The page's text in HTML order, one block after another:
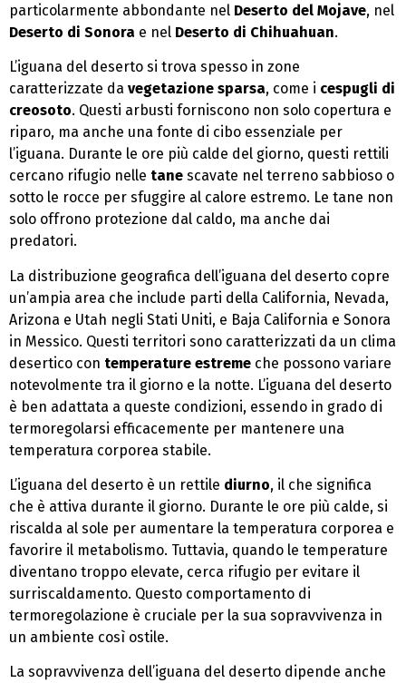
particolarmente abbondante nel Deserto del Mojave, nel
Deserto di Sonora e nel Deserto di Chihuahuan.
L’iguana del deserto si trova spesso in zone
caratterizzate da vegetazione sparsa, come i cespugli di
creosoto. Questi arbusti forniscono non solo copertura e
riparo, ma anche una fonte di cibo essenziale per
l’iguana. Durante le ore più calde del giorno, questi rettili
cercano rifugio nelle tane scavate nel terreno sabbioso o
sotto le rocce per sfuggire al calore estremo. Le tane non
solo offrono protezione dal caldo, ma anche dai
predatori.
La distribuzione geografica dell’iguana del deserto copre
un’ampia area che include parti della California, Nevada,
Arizona e Utah negli Stati Uniti, e Baja California e Sonora
in Messico. Questi territori sono caratterizzati da un clima
desertico con temperature estreme che possono variare
notevolmente tra il giorno e la notte. L’iguana del deserto
è ben adattata a queste condizioni, essendo in grado di
termoregolarsi efficacemente per mantenere una
temperatura corporea stabile.
L’iguana del deserto è un rettile diurno, il che significa
che è attiva durante il giorno. Durante le ore più calde, si
riscalda al sole per aumentare la temperatura corporea e
favorire il metabolismo. Tuttavia, quando le temperature
diventano troppo elevate, cerca rifugio per evitare il
surriscaldamento. Questo comportamento di
termoregolazione è cruciale per la sua sopravvivenza in
un ambiente così ostile.
La sopravvivenza dell’iguana del deserto dipende anche